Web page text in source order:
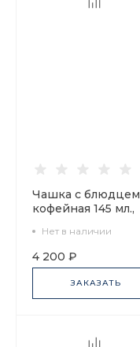
Чашка с блюдцем
кофейная 145 мл.,
рисунок Золотая
лента арт.
81.17853.00.1
Нет в наличии
4 200 ₽
ЗАКАЗАТЬ